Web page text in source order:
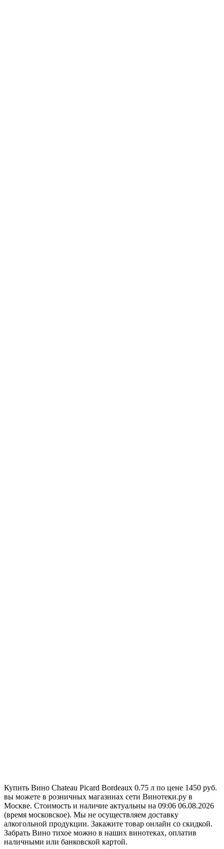
Купить Вино Chateau Picard Bordeaux 0.75 л по цене 1450 руб.
вы можете в розничных магазинах сети Винотеки.ру в
Москве. Стоимость и наличие актуальны на 09:06 06.08.2026
(время московское). Мы не осуществляем доставку
алкогольной продукции. Закажите товар онлайн со скидкой.
Забрать Вино тихое можно в наших винотеках, оплатив
наличными или банковской картой.